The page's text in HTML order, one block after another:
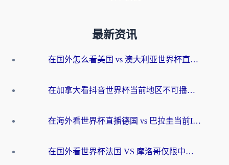
最新资讯
在国外怎么看美国 vs 澳大利亚世界杯直播？海外党必藏的中文解说观赛指南
在加拿大看抖音世界杯当前地区不可播放？海外党体育观赛终极指南
在海外看世界杯直播德国 vs 巴拉圭当前IP受限制？这篇指南帮你轻松解决地区限制
在国外看世界杯法国 VS 摩洛哥仅限中国大陆？别让地域限制拦下你的欢呼